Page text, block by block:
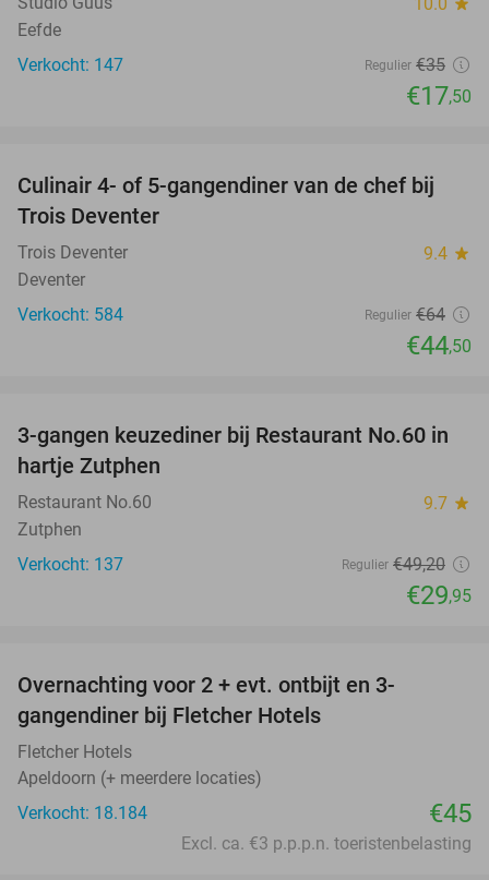
Eefde
Verkocht: 147
Regulier €35
€17,50
30%
Culinair 4- of 5-gangendiner van de chef bij
Trois Deventer
Trois Deventer 9.4 star
Deventer
Verkocht: 584
Regulier €64
€44,50
39%
3-gangen keuzediner bij Restaurant No.60 in
hartje Zutphen
Restaurant No.60 9.7 star
Zutphen
Verkocht: 137
Regulier €49,20
€29,95
Overnachting voor 2 + evt. ontbijt en 3-
gangendiner bij Fletcher Hotels
Fletcher Hotels
Apeldoorn (+ meerdere locaties)
Verkocht: 18.184
€45
Excl. ca. €3 p.p.p.n. toeristenbelasting